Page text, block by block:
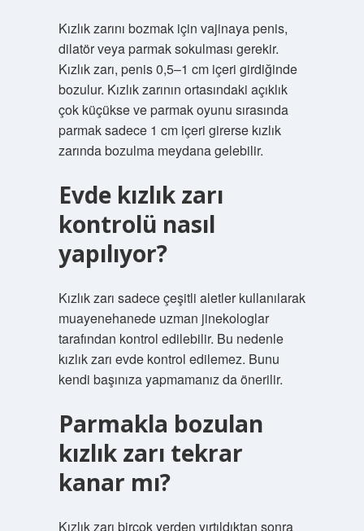
Kızlık zarını bozmak için vajinaya penis,
dilatör veya parmak sokulması gerekir.
Kızlık zarı, penis 0,5–1 cm içeri girdiğinde
bozulur. Kızlık zarının ortasındaki açıklık
çok küçükse ve parmak oyunu sırasında
parmak sadece 1 cm içeri girerse kızlık
zarında bozulma meydana gelebilir.
Evde kızlık zarı
kontrolü nasıl
yapılıyor?
Kızlık zarı sadece çeşitli aletler kullanılarak
muayenehanede uzman jinekologlar
tarafından kontrol edilebilir. Bu nedenle
kızlık zarı evde kontrol edilemez. Bunu
kendi başınıza yapmamanız da önerilir.
Parmakla bozulan
kızlık zarı tekrar
kanar mı?
Kızlık zarı birçok yerden yırtıldıktan sonra